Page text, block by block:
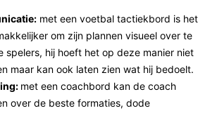
met een voetbal tactiekbord is het
om zijn plannen visueel over te
spelers, hij hoeft het op deze manier niet
maar kan ook laten zien wat hij bedoelt.
met een coachbord kan de coach
over de beste formaties, dode